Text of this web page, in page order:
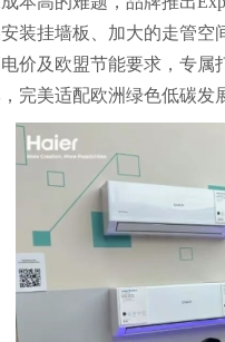
装挂墙板、加大的走管空
价及欧盟节能要求，专属
完美适配欧洲绿色低碳发